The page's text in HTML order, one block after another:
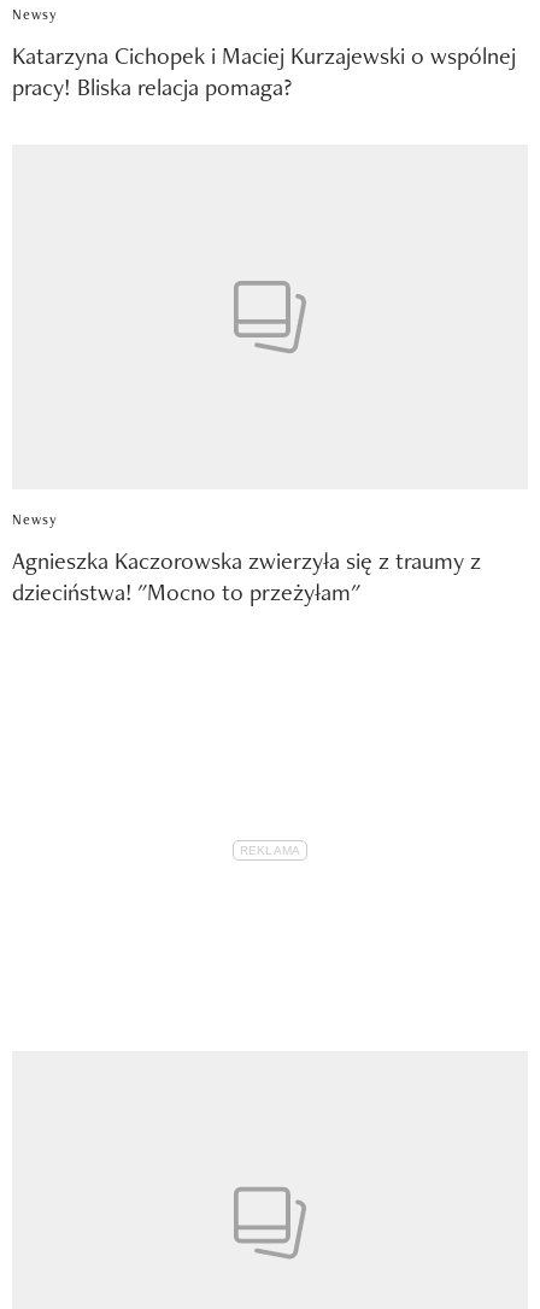
Newsy
Katarzyna Cichopek i Maciej Kurzajewski o wspólnej
pracy! Bliska relacja pomaga?
Newsy
Agnieszka Kaczorowska zwierzyła się z traumy z
dzieciństwa! "Mocno to przeżyłam"